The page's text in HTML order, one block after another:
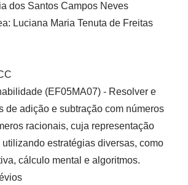
dos Santos Campos Neves
Luciana Maria Tenuta de Freitas
(EF05MA07) - Resolver e
de adição e subtração com números
racionais, cuja representação
estratégias diversas, como
cálculo mental e algoritmos.